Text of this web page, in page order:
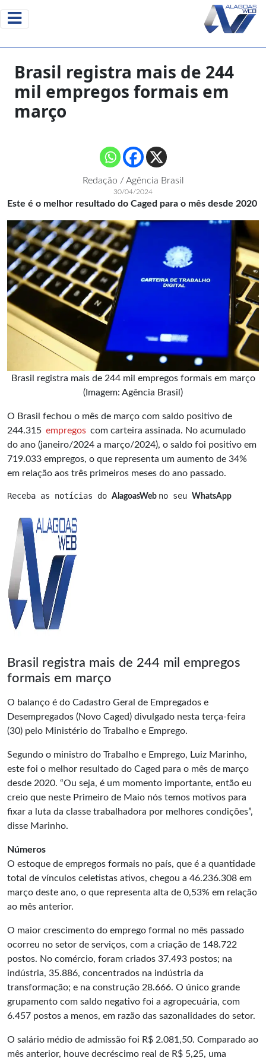
Brasil registra mais de 244
mil empregos formais em
março
Redação / Agência Brasil
30/04/2024
Este é o melhor resultado do Caged para o mês desde 2020
Brasil registra mais de 244 mil empregos formais em março
(Imagem: Agência Brasil)
O Brasil fechou o mês de março com saldo positivo de
244.315 empregos com carteira assinada. No acumulado
do ano (janeiro/2024 a março/2024), o saldo foi positivo em
719.033 empregos, o que representa um aumento de 34%
em relação aos três primeiros meses do ano passado.
Receba as notícias do AlagoasWeb no seu WhatsApp
Brasil registra mais de 244 mil empregos
formais em março
O balanço é do Cadastro Geral de Empregados e
Desempregados (Novo Caged) divulgado nesta terça-feira
(30) pelo Ministério do Trabalho e Emprego.
Segundo o ministro do Trabalho e Emprego, Luiz Marinho,
este foi o melhor resultado do Caged para o mês de março
desde 2020. “Ou seja, é um momento importante, então eu
creio que neste Primeiro de Maio nós temos motivos para
fixar a luta da classe trabalhadora por melhores condições”,
disse Marinho.
Números
O estoque de empregos formais no país, que é a quantidade
total de vínculos celetistas ativos, chegou a 46.236.308 em
março deste ano, o que representa alta de 0,53% em relação
ao mês anterior.
O maior crescimento do emprego formal no mês passado
ocorreu no setor de serviços, com a criação de 148.722
postos. No comércio, foram criados 37.493 postos; na
indústria, 35.886, concentrados na indústria da
transformação; e na construção 28.666. O único grande
grupamento com saldo negativo foi a agropecuária, com
6.457 postos a menos, em razão das sazonalidades do setor.
O salário médio de admissão foi R$ 2.081,50. Comparado ao
mês anterior, houve decréscimo real de R$ 5,25, uma